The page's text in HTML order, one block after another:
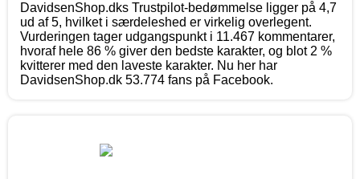
DavidsenShop.dks Trustpilot-bedømmelse ligger på 4,7
ud af 5, hvilket i særdeleshed er virkelig overlegent.
Vurderingen tager udgangspunkt i 11.467 kommentarer,
hvoraf hele 86 % giver den bedste karakter, og blot 2 %
kvitterer med den laveste karakter. Nu her har
DavidsenShop.dk 53.774 fans på Facebook.